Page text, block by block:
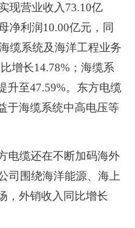
现营业收入73.10亿
净利润10.00亿元，同
缆系统及海洋工程业务
增长14.78%；海缆系
升至47.59%。东方电缆
于海缆系统中高电压等
电缆还在不断加码海外
司围绕海洋能源、海上
，外销收入同比增长